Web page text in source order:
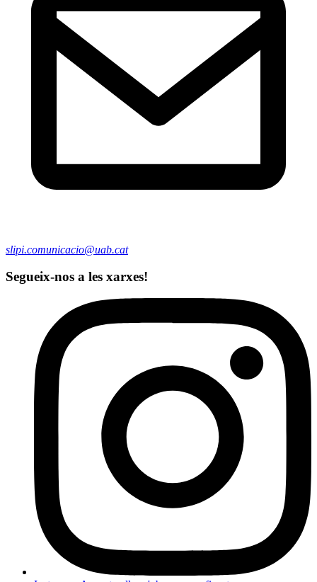
slipi.comunicacio@uab.cat
Segueix-nos a les xarxes!